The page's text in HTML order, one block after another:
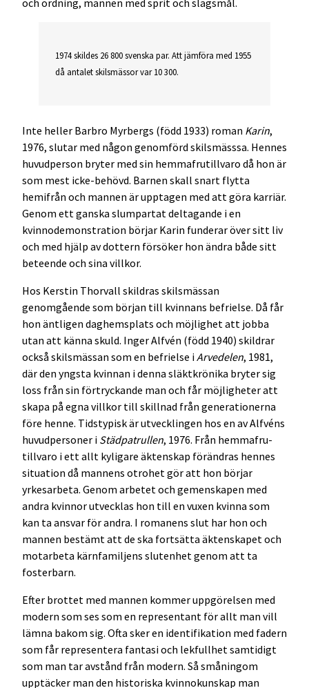
1974 skildes 26 800 svenska par. Att jämföra med 1955
då antalet skilsmässor var 10 300.
Inte heller Barbro Myrbergs (född 1933) roman Karin,
1976, slutar med någon genomförd skilsmässsa. Hennes
huvudperson bryter med sin hemmafrutillvaro då hon är
som mest icke-behövd. Barnen skall snart flytta
hemifrån och mannen är upptagen med att göra karriär.
Genom ett ganska slumpartat deltagande i en
kvinnodemonstration börjar Karin funderar över sitt liv
och med hjälp av dottern försöker hon ändra både sitt
beteende och sina villkor.
Hos Kerstin Thorvall skildras skilsmässan
genomgående som början till kvinnans befrielse. Då får
hon äntligen daghemsplats och möjlighet att jobba
utan att känna skuld. Inger Alfvén (född 1940) skildrar
också skilsmässan som en befrielse iArvedelen, 1981,
där den yngsta kvinnan i denna släktkrönika bryter sig
loss från sin förtryckande man och får möjligheter att
skapa på egna villkor till skillnad från generationerna
före henne. Tidstypisk är utvecklingen hos en av Alfvéns
huvudpersoner i Städpatrullen, 1976. Från hemmafru-
tillvaro i ett allt kyligare äktenskap förändras hennes
situation då mannens otrohet gör att hon börjar
yrkesarbeta. Genom arbetet och gemenskapen med
andra kvinnor utvecklas hon till en vuxen kvinna som
kan ta ansvar för andra. I romanens slut har hon och
mannen bestämt att de ska fortsätta äktenskapet och
motarbeta kärnfamiljens slutenhet genom att ta
fosterbarn.
Efter brottet med mannen kommer uppgörelsen med
modern som ses som en representant för allt man vill
lämna bakom sig. Ofta sker en identifikation med fadern
som får representera fantasi och lekfullhet samtidigt
som man tar avstånd från modern. Så småningom
upptäcker man den historiska kvinnokunskap man